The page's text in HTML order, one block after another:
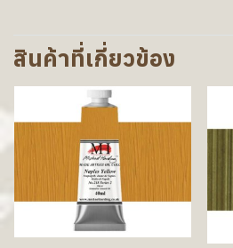
สินค้าที่เกี่ยวข้อง